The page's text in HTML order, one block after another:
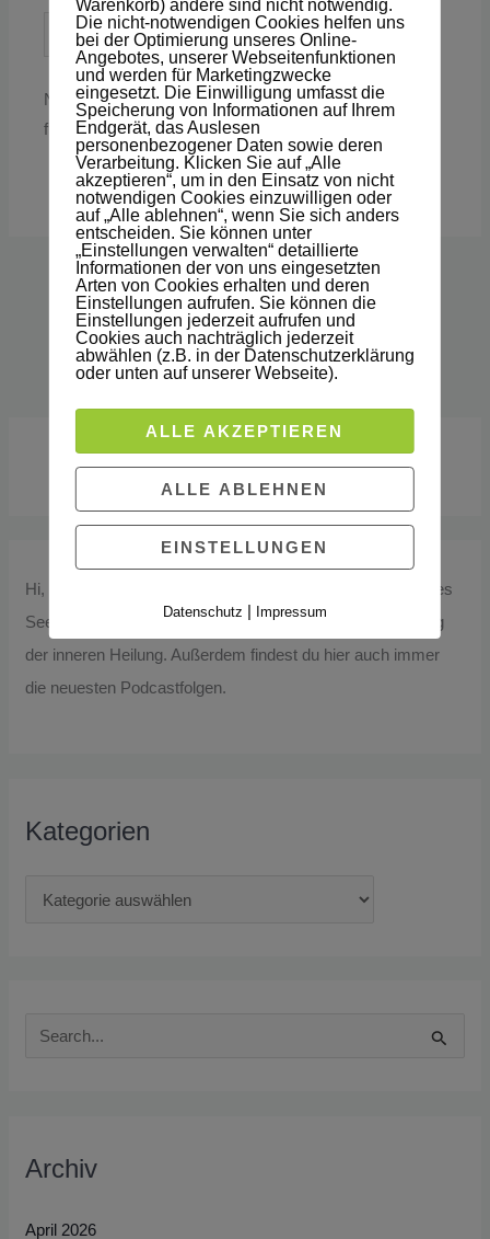
Adresse*
Website
Name, E-Mail-Adresse und Website in diesem Browser
für meinen nächsten Kommentar speichern.
Hi, ich bin Inga – und hier schreibe ich über alle Aspekte des
Seelenfastens, über die Liebe und das Leben auf dem Weg
der inneren Heilung. Außerdem findest du hier auch immer
die neuesten Podcastfolgen.
Kategorien
e
Archiv
April 2026
Warenkorb) andere sind nicht notwendig.
Die nicht-notwendigen Cookies helfen uns
bei der Optimierung unseres Online-
Angebotes, unserer Webseitenfunktionen
und werden für Marketingzwecke
eingesetzt. Die Einwilligung umfasst die
Speicherung von Informationen auf Ihrem
Endgerät, das Auslesen
personenbezogener Daten sowie deren
Verarbeitung. Klicken Sie auf „Alle
akzeptieren“, um in den Einsatz von nicht
notwendigen Cookies einzuwilligen oder
auf „Alle ablehnen“, wenn Sie sich anders
entscheiden. Sie können unter
„Einstellungen verwalten“ detaillierte
Informationen der von uns eingesetzten
Arten von Cookies erhalten und deren
Einstellungen aufrufen. Sie können die
Einstellungen jederzeit aufrufen und
Cookies auch nachträglich jederzeit
abwählen (z.B. in der Datenschutzerklärung
oder unten auf unserer Webseite).
ALLE AKZEPTIEREN
ALLE ABLEHNEN
EINSTELLUNGEN
Datenschutz | Impressum